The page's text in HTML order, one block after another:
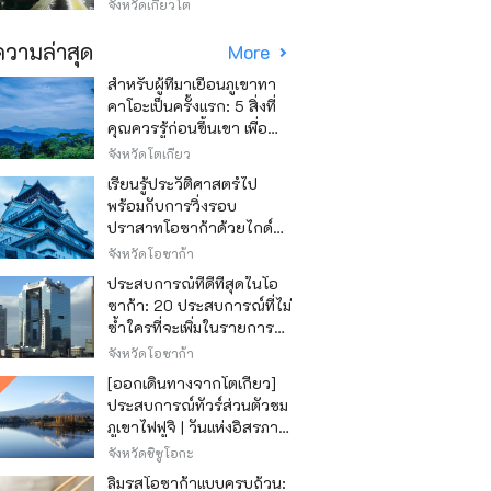
จังหวัดเกียวโต
ามล่าสุด More
สำหรับผู้ที่มาเยือนภูเขาทา
คาโอะเป็นครั้งแรก: 5 สิ่งที่
คุณควรรู้ก่อนขึ้นเขา เพื่อ
ให้การปีนเขาเป็นไปอย่าง
สนุกสนาน
จังหวัดโตเกียว
เรียนรู้ประวัติศาสตร์ไป
พร้อมกับการวิ่งรอบ
ปราสาทโอซาก้าด้วยไกด์
เสียง "วิ่ง วิ่ง เรียนรู้"
จังหวัดโอซาก้า
ประสบการณ์ที่ดีที่สุดในโอ
ซาก้า: 20 ประสบการณ์ที่ไม่
ซ้ำใครที่จะเพิ่มในรายการสิ่ง
ที่อยากทำในการเดินทาง
ของคุณ
จังหวัดโอซาก้า
[ออกเดินทางจากโตเกียว]
ประสบการณ์ทัวร์ส่วนตัวชม
ภูเขาไฟฟูจิ | วันแห่งอิสรภาพ
สุดหรู
จังหวัดชิซูโอกะ
ลิ้มรสโอซาก้าแบบครบถ้วน: